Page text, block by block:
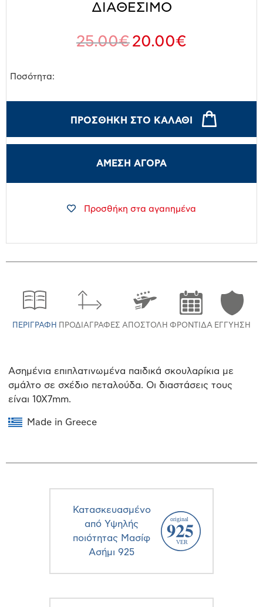
ΔΙΑΘΕΣΙΜΟ
25.00€20.00€
Ποσότητα:
ΠΡΟΣΘΉΚΗ ΣΤΟ ΚΑΛΆΘΙ
ΑΜΕΣΗ ΑΓΟΡΑ
Προσθήκη στα αγαπημένα
ΠΕΡΙΓΡΑΦΉ ΠΡΟΔΙΑΓΡΑΦΈΣ ΑΠΟΣΤΟΛΉ ΦΡΟΝΤΊΔΑ ΕΓΓΎΗΣΗ
Ασημένια επιπλατινωμένα παιδικά σκουλαρίκια με
σμάλτο σε σχέδιο πεταλούδα. Οι διαστάσεις τους
είναι 10Χ7mm.
Made in Greece
Κατασκευασμένο
από Υψηλής
ποιότητας Μασίφ
Ασήμι 925